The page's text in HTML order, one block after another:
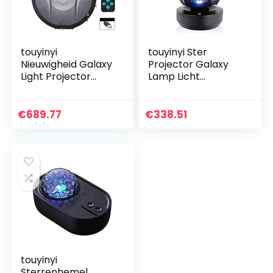
touyinyi
Nieuwigheid Galaxy
Light Projector
Projector Lamp
€689.77
touyinyi Ster
Projector Galaxy
Lamp Licht
Tafellamp Lite
€338.51
touyinyi